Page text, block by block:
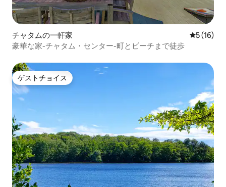
チャタムの一軒家 レビュー
5 (16)
豪華な家-チャタム・センター-町とビーチまで徒歩
ゲストチョイス
ゲストチョイス